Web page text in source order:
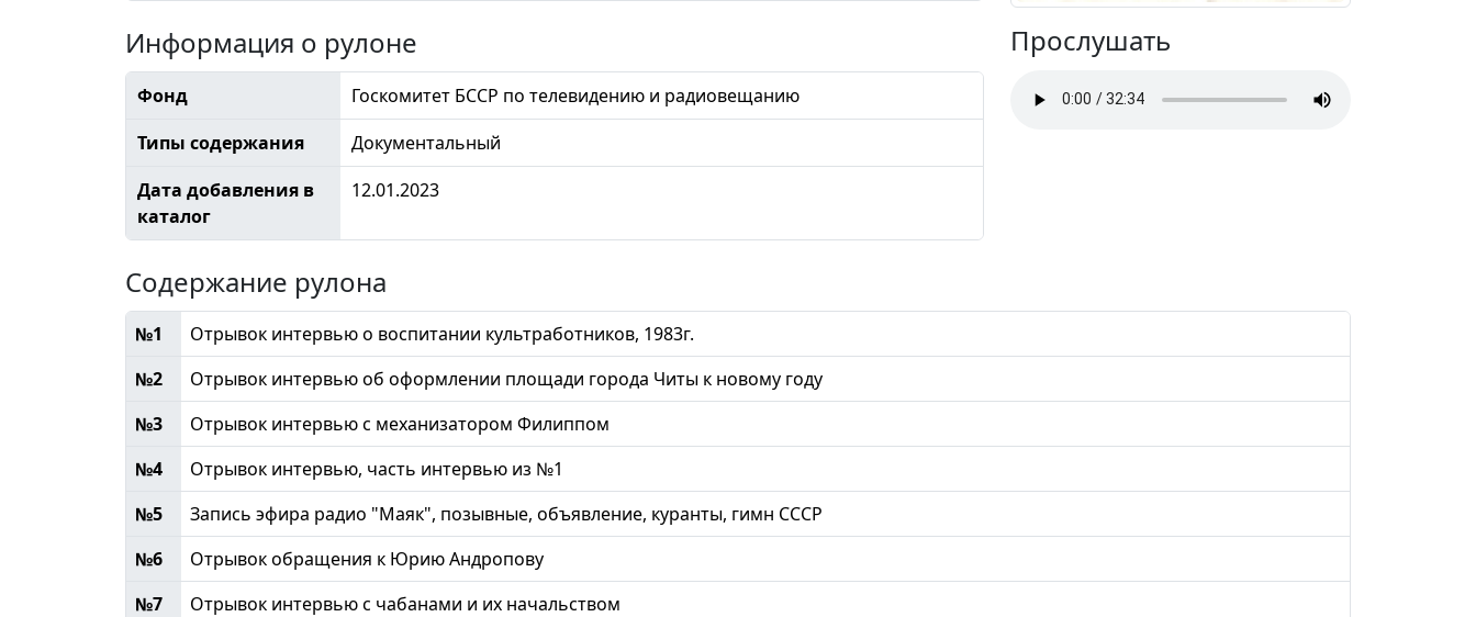
Прослушать
Информация о рулоне
Фонд
Госкомитет БССР по телевидению и радиовещанию
Типы содержания
Документальный
Дата добавления в
каталог
12.01.2023
Содержание рулона
№1
Отрывок интервью о воспитании культработников, 1983г.
№2
Отрывок интервью об оформлении площади города Читы к новому году
№3
Отрывок интервью с механизатором Филиппом
№4
Отрывок интервью, часть интервью из №1
№5
Запись эфира радио "Маяк", позывные, объявление, куранты, гимн СССР
№6
Отрывок обращения к Юрию Андропову
№7
Отрывок интервью с чабанами и их начальством